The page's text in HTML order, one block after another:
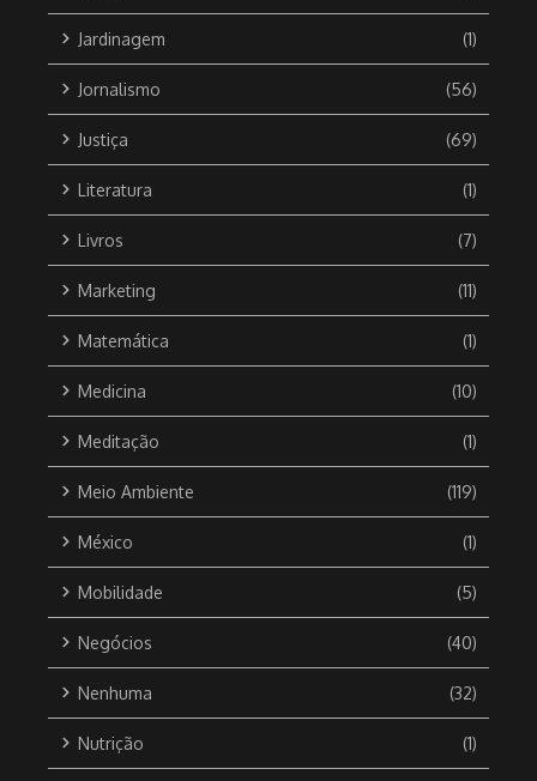
Jardinagem (1)
Jornalismo (56)
Justiça (69)
Literatura (1)
Livros (7)
Marketing (11)
Matemática (1)
Medicina (10)
Meditação (1)
Meio Ambiente (119)
México (1)
Mobilidade (5)
Negócios (40)
Nenhuma (32)
Nutrição (1)